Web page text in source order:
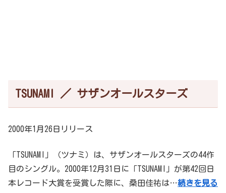
TSUNAMI ／ サザンオールスターズ
2000年1月26日リリース
「TSUNAMI」（ツナミ）は、サザンオールスターズの44作
目のシングル。2000年12月31日に「TSUNAMI」が第42回日
本レコード大賞を受賞した際に、桑田佳祐は…続きを見る